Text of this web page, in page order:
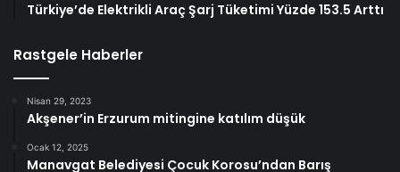
Türkiye’de Elektrikli Araç Şarj Tüketimi Yüzde 153.5 Arttı
Rastgele Haberler
Nisan 29, 2023
Akşener’in Erzurum mitingine katılım düşük
Ocak 12, 2025
Manavgat Belediyesi Çocuk Korosu’ndan Barış